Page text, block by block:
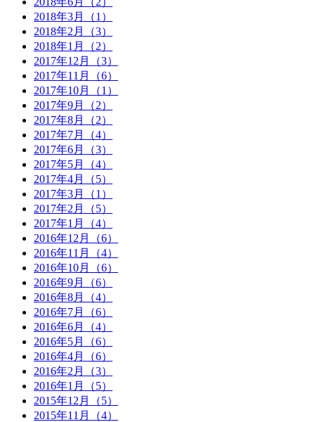
2018年3月（1）
2018年2月（3）
2018年1月（2）
2017年12月（3）
2017年11月（6）
2017年10月（1）
2017年9月（2）
2017年8月（2）
2017年7月（4）
2017年6月（3）
2017年5月（4）
2017年4月（5）
2017年3月（1）
2017年2月（5）
2017年1月（4）
2016年12月（6）
2016年11月（4）
2016年10月（6）
2016年9月（6）
2016年8月（4）
2016年7月（6）
2016年6月（4）
2016年5月（6）
2016年4月（6）
2016年2月（3）
2016年1月（5）
2015年12月（5）
2015年11月（4）